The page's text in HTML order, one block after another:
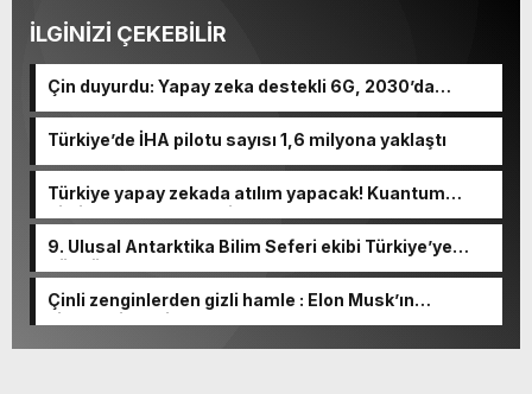
İLGİNİZİ ÇEKEBİLİR
Çin duyurdu: Yapay zeka destekli 6G, 2030’da
Türkiye’de İHA pilotu sayısı 1,6 milyona yaklaştı
Türkiye yapay zekada atılım yapacak! Kuantum
bilgisayar entegre edilecek…
9. Ulusal Antarktika Bilim Seferi ekibi Türkiye’ye
döndü
Çinli zenginlerden gizli hamle : Elon Musk’ın
şirketlerine milyonlarca dolar akıyor!